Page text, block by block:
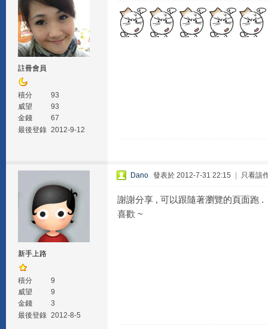
註冊會員
積分
93
威望
93
金錢
67
最後登錄 2012-9-12
新手上路
積分
9
威望
9
金錢
3
最後登錄 2012-8-5
Dano 發表於 2012-7-31 22:15 只看該
謝謝分享 , 可以跟隨著瀏覽的頁面跑 .
喜歡 ~